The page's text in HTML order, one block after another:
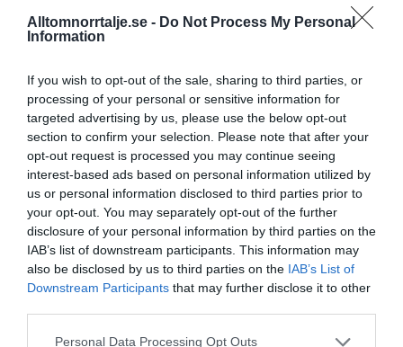
Alltomnorrtalje.se - Do Not Process My Personal
Information
If you wish to opt-out of the sale, sharing to third parties, or
processing of your personal or sensitive information for
targeted advertising by us, please use the below opt-out
section to confirm your selection. Please note that after your
opt-out request is processed you may continue seeing
interest-based ads based on personal information utilized by
us or personal information disclosed to third parties prior to
your opt-out. You may separately opt-out of the further
disclosure of your personal information by third parties on the
IAB’s list of downstream participants. This information may
also be disclosed by us to third parties on the IAB’s List of
Downstream Participants that may further disclose it to other
Personal Data Processing Opt Outs